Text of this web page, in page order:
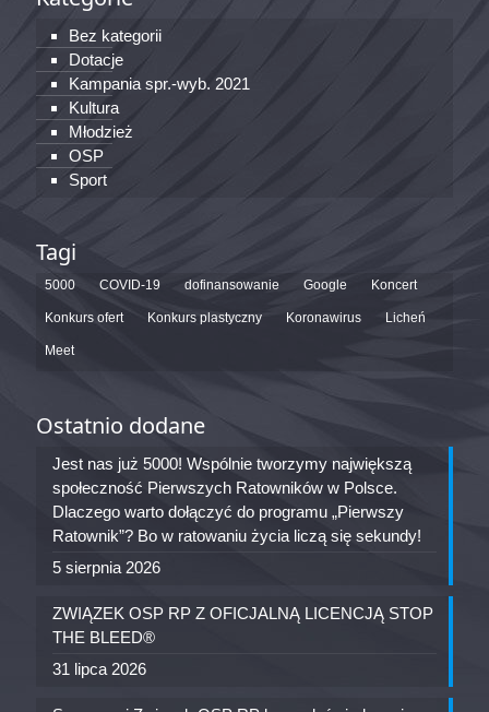
Bez kategorii
Dotacje
Kampania spr.-wyb. 2021
Kultura
Młodzież
OSP
Sport
Tagi
5000 COVID-19 dofinansowanie Google Koncert
Konkurs ofert Konkurs plastyczny Koronawirus Licheń
Meet
Ostatnio dodane
Jest nas już 5000! Wspólnie tworzymy największą
społeczność Pierwszych Ratowników w Polsce.
Dlaczego warto dołączyć do programu „Pierwszy
Ratownik”? Bo w ratowaniu życia liczą się sekundy!
5 sierpnia 2026
ZWIĄZEK OSP RP Z OFICJALNĄ LICENCJĄ STOP
THE BLEED®
31 lipca 2026